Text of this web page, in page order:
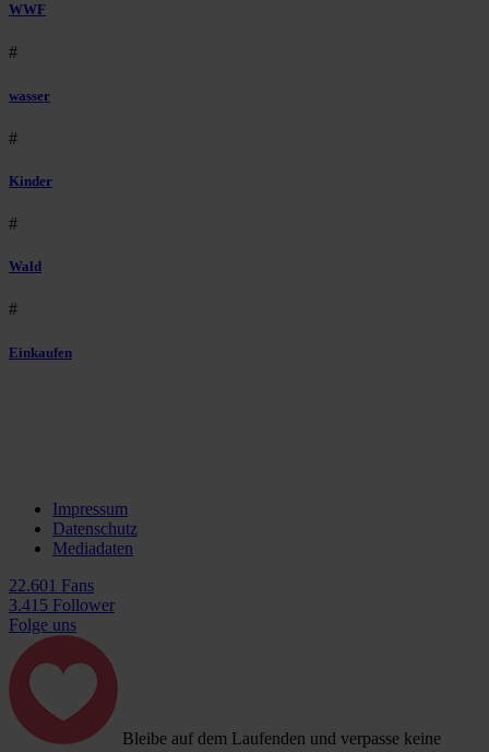
WWF
#
wasser
#
Kinder
#
Wald
#
Einkaufen
Impressum
Datenschutz
Mediadaten
22.601 Fans
3.415 Follower
Folge uns
Bleibe auf dem Laufenden und verpasse keine